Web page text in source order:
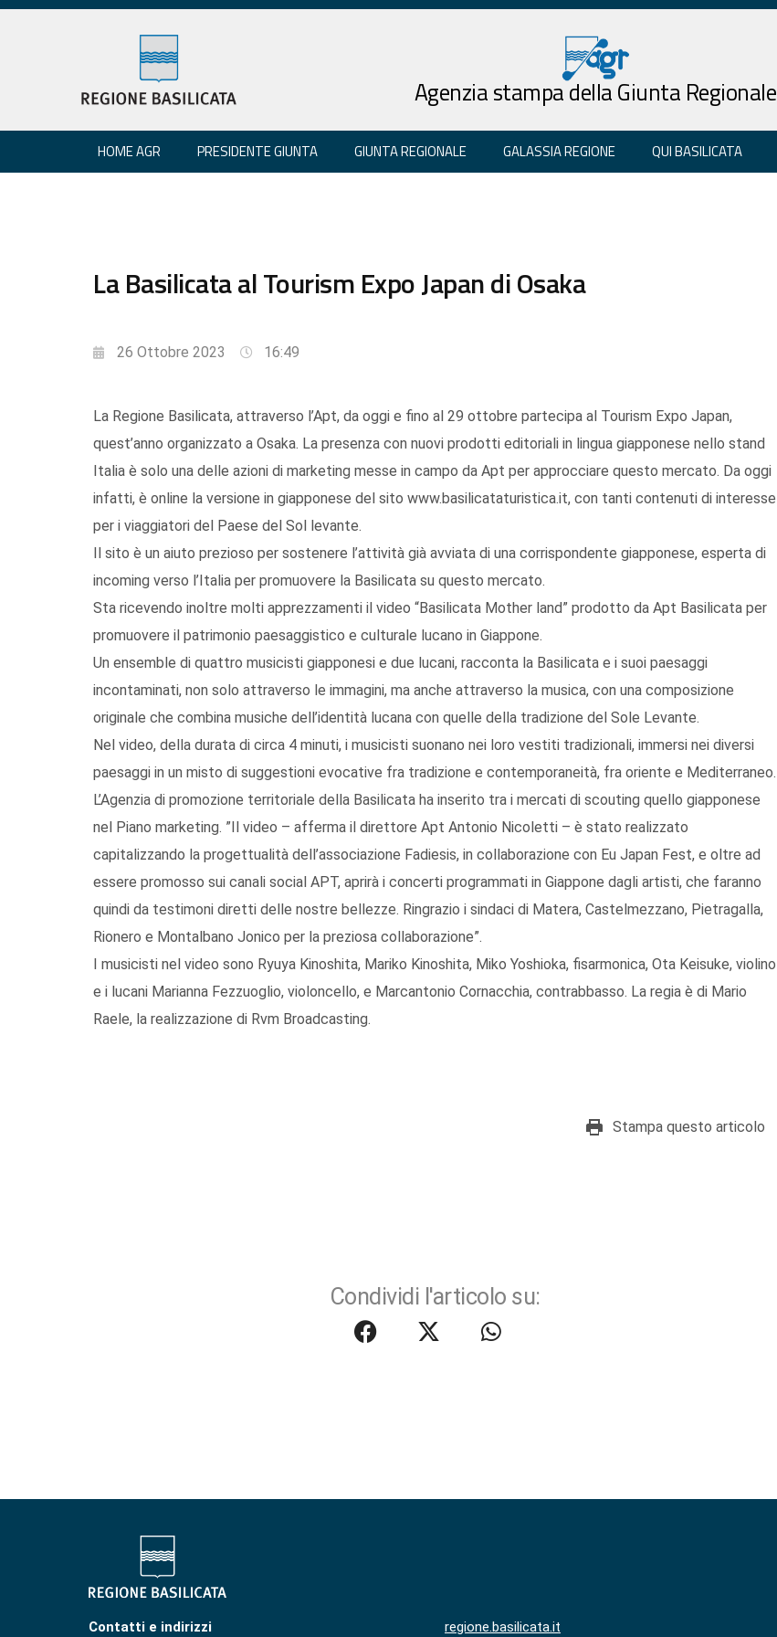
Agenzia stampa della Giunta Regionale
HOME AGR PRESIDENTE GIUNTA GIUNTA REGIONALE GALASSIA REGIONE QUI BASILICATA
La Basilicata al Tourism Expo Japan di Osaka
26 Ottobre 2023 16:49
La Regione Basilicata, attraverso l’Apt, da oggi e fino al 29 ottobre partecipa al Tourism Expo Japan,
quest’anno organizzato a Osaka. La presenza con nuovi prodotti editoriali in lingua giapponese nello stand
Italia è solo una delle azioni di marketing messe in campo da Apt per approcciare questo mercato. Da oggi
infatti, è online la versione in giapponese del sito www.basilicataturistica.it, con tanti contenuti di interesse
per i viaggiatori del Paese del Sol levante.
Il sito è un aiuto prezioso per sostenere l’attività già avviata di una corrispondente giapponese, esperta di
incoming verso l’Italia per promuovere la Basilicata su questo mercato.
Sta ricevendo inoltre molti apprezzamenti il video “Basilicata Mother land” prodotto da Apt Basilicata per
promuovere il patrimonio paesaggistico e culturale lucano in Giappone.
Un ensemble di quattro musicisti giapponesi e due lucani, racconta la Basilicata e i suoi paesaggi
incontaminati, non solo attraverso le immagini, ma anche attraverso la musica, con una composizione
originale che combina musiche dell’identità lucana con quelle della tradizione del Sole Levante.
Nel video, della durata di circa 4 minuti, i musicisti suonano nei loro vestiti tradizionali, immersi nei diversi
paesaggi in un misto di suggestioni evocative fra tradizione e contemporaneità, fra oriente e Mediterraneo.
L’Agenzia di promozione territoriale della Basilicata ha inserito tra i mercati di scouting quello giapponese
nel Piano marketing. ”Il video – afferma il direttore Apt Antonio Nicoletti – è stato realizzato
capitalizzando la progettualità dell’associazione Fadiesis, in collaborazione con Eu Japan Fest, e oltre ad
essere promosso sui canali social APT, aprirà i concerti programmati in Giappone dagli artisti, che faranno
quindi da testimoni diretti delle nostre bellezze. Ringrazio i sindaci di Matera, Castelmezzano, Pietragalla,
Rionero e Montalbano Jonico per la preziosa collaborazione”.
I musicisti nel video sono Ryuya Kinoshita, Mariko Kinoshita, Miko Yoshioka, fisarmonica, Ota Keisuke, violino
e i lucani Marianna Fezzuoglio, violoncello, e Marcantonio Cornacchia, contrabbasso. La regia è di Mario
Raele, la realizzazione di Rvm Broadcasting.
Stampa questo articolo
Condividi l'articolo su:
Contatti e indirizzi regione.basilicata.it